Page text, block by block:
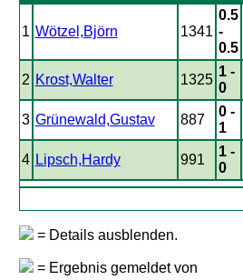
1 Wötzel,Björn 1341
0.5
-
0.5
2 Krost,Walter 1325
1 -
0
3 Grünewald,Gustav 887
0 -
1
4 Lipsch,Hardy 991
1 -
0
= Details ausblenden.
= Ergebnis gemeldet von